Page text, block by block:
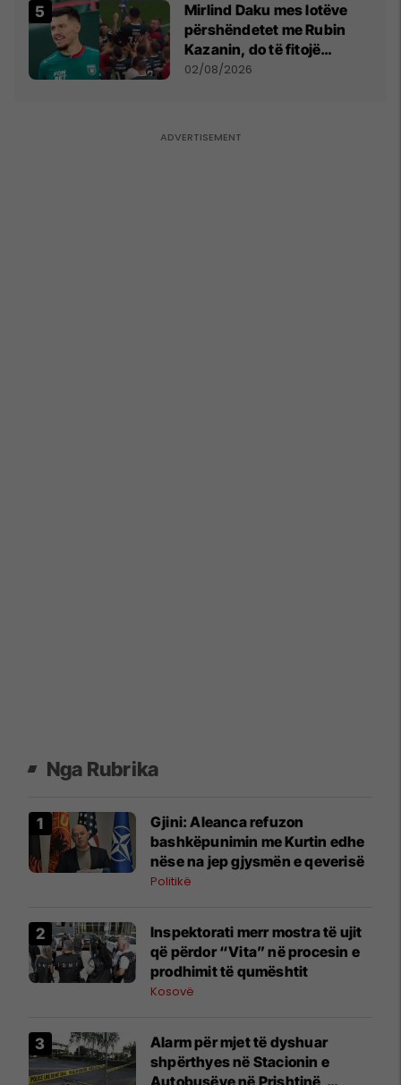
Mirlind Daku mes lotëve
përshëndetet me Rubin
Kazanin, do të fitojë
miliona te Spartak Moska
02/08/2026
Nga Rubrika
​Gjini: Aleanca refuzon
bashkëpunimin me Kurtin edhe
nëse na jep gjysmën e qeverisë
Politikë
Inspektorati merr mostra të ujit
që përdor “Vita” në procesin e
prodhimit të qumështit
Kosovë
Alarm për mjet të dyshuar
shpërthyes në Stacionin e